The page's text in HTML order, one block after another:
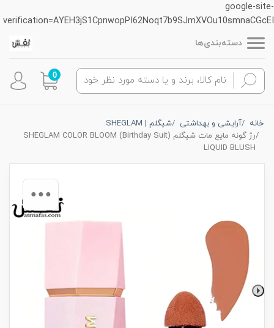
google-site-
verification=AYEH3jS1CpnwopPI62Noqt7b9SJmXVOu10smnaCGcEI
دسته‌بندی‌ها
0
خانه آرایشی و بهداشتی
شیگلم | SHEGLAM
رژ گونه مایع مات شیگلم (Birthday Suit) SHEGLAM COLOR BLOOM
LIQUID BLUSH